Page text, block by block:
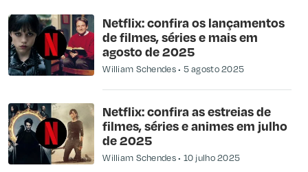
Netflix: confira os lançamentos
de filmes, séries e mais em
agosto de 2025
William Schendes 5 agosto 2025
Netflix: confira as estreias de
filmes, séries e animes em julho
de 2025
William Schendes 10 julho 2025